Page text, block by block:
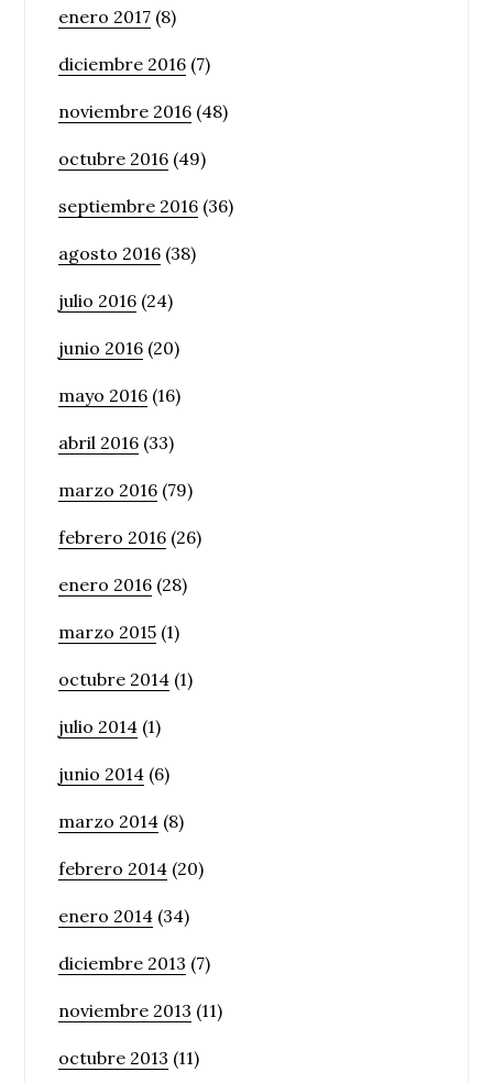
enero 2017 (8)
diciembre 2016 (7)
noviembre 2016 (48)
octubre 2016 (49)
septiembre 2016 (36)
agosto 2016 (38)
julio 2016 (24)
junio 2016 (20)
mayo 2016 (16)
abril 2016 (33)
marzo 2016 (79)
febrero 2016 (26)
enero 2016 (28)
marzo 2015 (1)
octubre 2014 (1)
julio 2014 (1)
junio 2014 (6)
marzo 2014 (8)
febrero 2014 (20)
enero 2014 (34)
diciembre 2013 (7)
noviembre 2013 (11)
octubre 2013 (11)